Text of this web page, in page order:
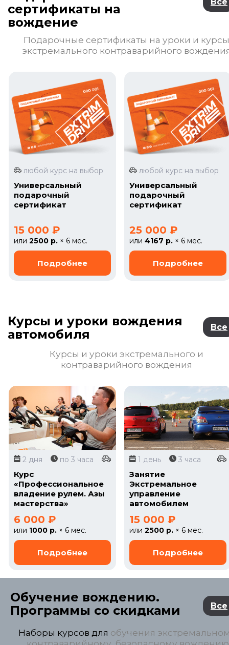
сертификаты на
вождение
Подарочные сертификаты на уроки и курсы
экстремального контраварийного
любой курс на выбор
Универсальный
подарочный
сертификат
15 000 ₽
или2500 р. × 6 мес.
любой курс на выбор
Универсальный
подарочный
сертификат
25 000 ₽
или4167 р. × 6 мес.
Курсы и уроки вождения
автомобиля
Все
Курсы и уроки экстремального и
контраварийного вождения
2 дня по 3 часа
Курс
«Профессиональное
владение рулем. Азы
мастерства»
6 000 ₽
или 1000 р. × 6 мес.
1 день 3 часа
Занятие
Экстремальное
управление
автомобилем
15 000 ₽
или2500 р. × 6 мес.
Обучение вождению.
Программы со скидками
Все
Наборы курсов для обучения